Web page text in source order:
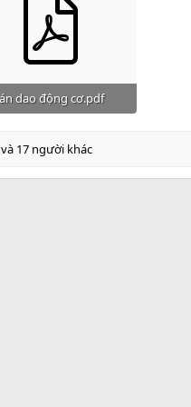
dao động cơ.pdf
và 17 người khác